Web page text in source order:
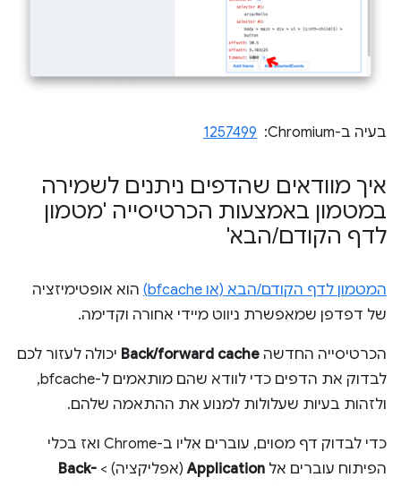
בעיה ב-Chromium: ‏ 1257499
איך מוודאים שהדפים ניתנים לשמירה
במטמון באמצעות הכרטיסייה 'מטמון
לדף הקודם/הבא'
המטמון לדף הקודם/הבא (או bfcache)
הוא אופטימיזציה
של דפדפן שמאפשרת ניווט מיידי אחורה וקדימה.
הכרטיסייה החדשה Back/forward cache יכולה לעזור לכם
לבדוק את הדפים כדי לוודא שהם מותאמים ל-bfcache,
ולזהות בעיות שעלולות למנוע את ההתאמה שלהם.
כדי לבדוק דף מסוים, עוברים אליו ב-Chrome ואז בכלי
הפיתוח עוברים אל Application(אפליקציה) > Back-